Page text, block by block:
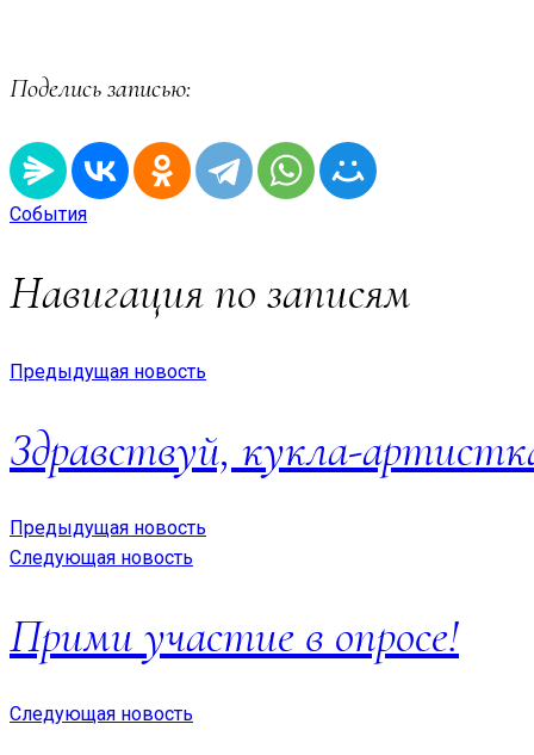
Поделись записью:
События
Навигация по записям
Предыдущая новость
Здравствуй, кукла-
Предыдущая новость
Следующая новость
Прими участие в опросе!
Следующая новость